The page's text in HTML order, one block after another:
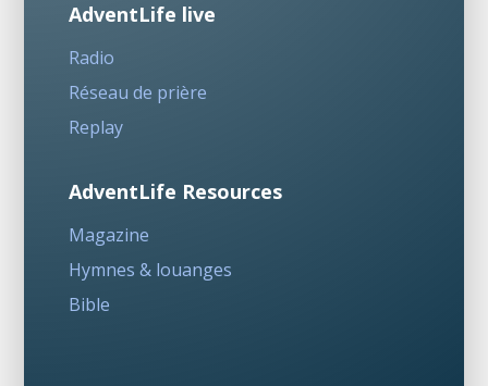
AdventLife live
Radio
Réseau de prière
Replay
AdventLife Resources
Magazine
Hymnes & louanges
Bible